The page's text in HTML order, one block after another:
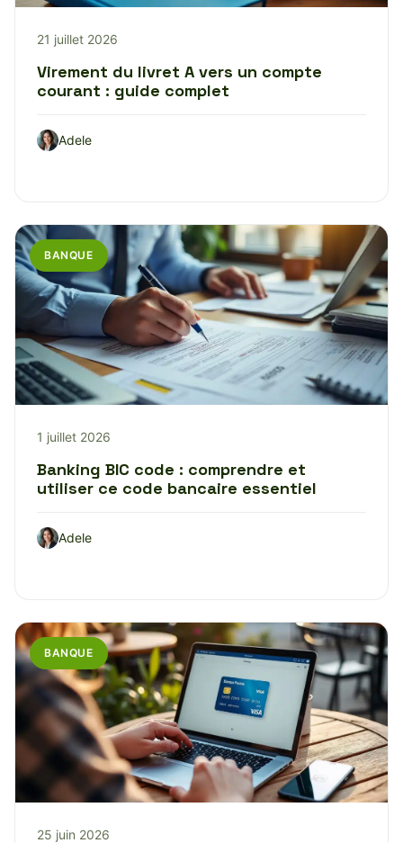
21 juillet 2026
Virement du livret A vers un compte
courant : guide complet
Adele
BANQUE
1 juillet 2026
Banking BIC code : comprendre et
utiliser ce code bancaire essentiel
Adele
BANQUE
25 juin 2026